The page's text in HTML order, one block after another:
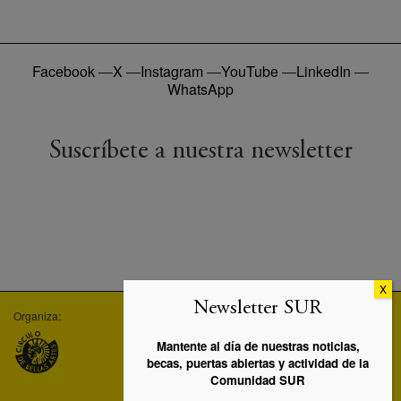
Facebook—X —Instagram —YouTube —LinkedIn —
WhatsApp
Suscríbete a nuestra newsletter
Organiza: Empresa asociada: Máster UC3M-SUR:
Newsletter SUR
Mantente al día de nuestras noticias,
becas, puertas abiertas y actividad de la
Comunidad SUR